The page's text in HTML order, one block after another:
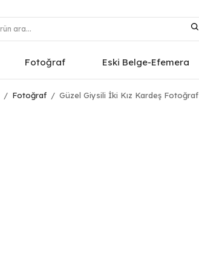
Fotoğraf Eski Belge-Efemera
/ Fotoğraf / Güzel Giysili İki Kız Kardeş Fotoğraf